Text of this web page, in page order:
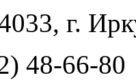
г.
48-66-80